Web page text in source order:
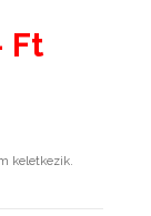
Ft
keletkezik.